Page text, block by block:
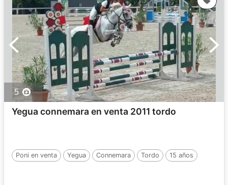
5
Yegua connemara en venta 2011 tordo
Poni en venta Yegua Connemara Tordo 15 años